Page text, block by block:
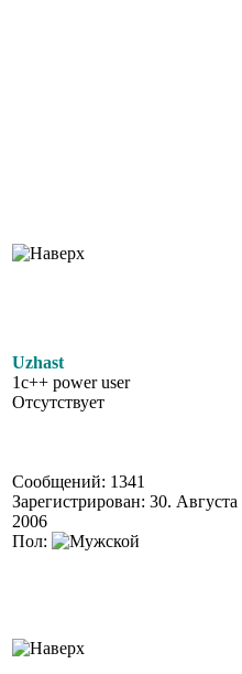
Uzhast
1c++ power user
Отсутствует
Сообщений: 1341
Зарегистрирован: 30. Августа
2006
Пол: